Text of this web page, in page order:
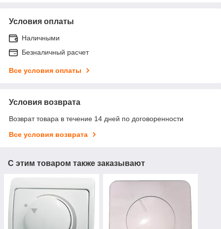
Условия оплаты
Наличными
Безналичный расчет
Все условия оплаты
Условия возврата
Возврат товара в течение 14 дней по договоренности
Все условия возврата
С этим товаром также заказывают